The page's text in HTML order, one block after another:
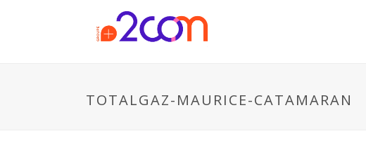
TOTALGAZ-MAURICE-CATAMARAN